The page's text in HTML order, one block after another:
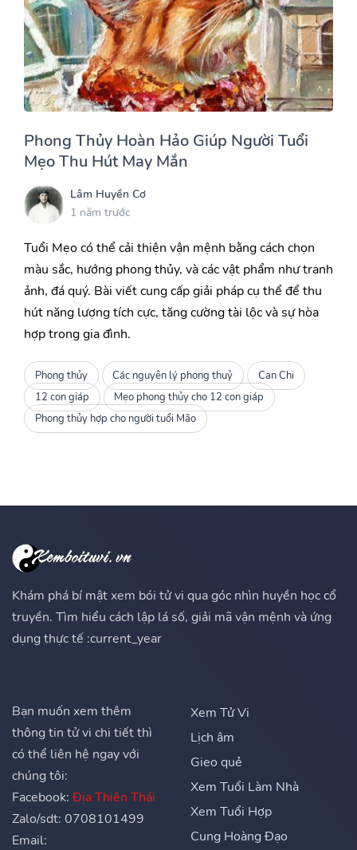
Phong Thủy Hoàn Hảo Giúp Người Tuổi
Mẹo Thu Hút May Mắn
Lâm Huyền Cơ
1 năm trước
Tuổi Mẹo có thể cải thiện vận mệnh bằng cách chọn
màu sắc, hướng phong thủy, và các vật phẩm như tranh
ảnh, đá quý. Bài viết cung cấp giải pháp cụ thể để thu
hút năng lượng tích cực, tăng cường tài lộc và sự hòa
hợp trong gia đình.
Phong thủy Các nguyên lý phong thuỷ
Can Chi
12 con giáp
Mẹo phong thủy cho 12 con giáp
Phong thủy hợp cho người tuổi Mão
Khám phá bí mật xem bói tử vi qua góc nhìn huyền học cổ
truyền. Tìm hiểu cách lập lá số, giải mã vận mệnh và ứng
dụng thực tế :current_year
Bạn muốn xem thêm
thông tin tử vi chi tiết thì
có thể liên hệ ngay với
chúng tôi:
Facebook: Địa Thiên Thái
Zalo/sdt: 0708101499
Email:
Xem Tử Vi
Lịch âm
Gieo quẻ
Xem Tuổi Làm Nhà
Xem Tuổi Hợp
Cung Hoàng Đạo